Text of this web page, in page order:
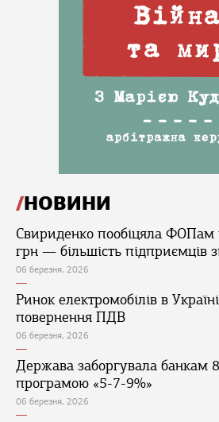
НОВИНИ
Свириденко пообіцяла
грн — більшість підприємців
06 березня, 2026
Ринок електромобілів в
повернення ПДВ
06 березня, 2026
Держава заборгувала банкам
програмою «5-7-9%»
06 березня, 2026